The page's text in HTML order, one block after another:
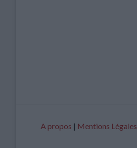
A propos | Mentions Légales